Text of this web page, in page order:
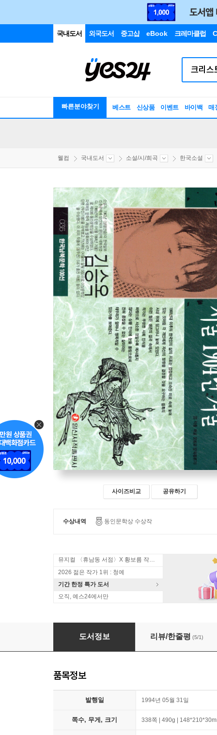
국내도서 외국도서 중고샵 eBook 크레마클럽
빠른분야찾기 베스트 신상품 이벤트 바이백 매
웰컴 국내도서 소설/시/희곡 한국소설
사이즈비교 공유하기
수상내역 동인문학상 수상작
2026 젊은 작가 1위 : 청예
기간 한정 특가 도서
오직, 예스24에서만
서울 1964년 겨울
도서정보 리뷰/한줄평 (5/1)
품목정보
발행일 1994년 05월 31일
쪽수, 무게, 크기 338쪽 | 490g |